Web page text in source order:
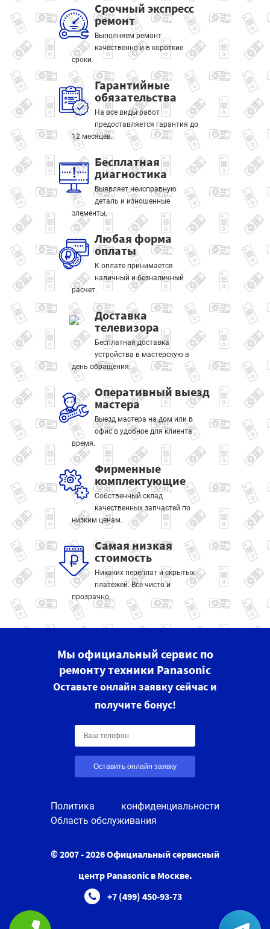
Срочный экспресс
ремонт
Выполняем ремонт
качественно и в короткие
сроки.
Гарантийные
обязательства
На все виды работ
предоставляется гарантия до
12 месяцев.
Бесплатная
диагностика
Выявляет неисправную
деталь и изношенные
элементы.
Любая форма
оплаты
К оплате принимается
наличный и безналичный
расчет.
Доставка
телевизора
Бесплатная доставка
устройства в мастерскую в
день обращения.
Оперативный выезд
мастера
Выезд мастера на дом или в
офис в удобное для клиента
время.
Фирменные
комплектующие
Собственный склад
качественных запчастей по
низким ценам.
Самая низкая
стоимость
Никаких переплат и скрытых
платежей. Всё чисто и
прозрачно.
Мы официальный сервис по
ремонту техники Panasonic
Оставьте онлайн заявку сейчас и
получите бонус!
Оставить онлайн заявку
Политика конфиденциальности
Область обслуживания
© 2007 - 2026 Официальный сервисный
центр Panasonic в Москве.
+7 (499) 450-93-73